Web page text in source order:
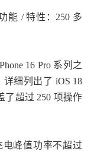
能 / 特性：250 多
16 Pro 系列之
细列出了 iOS 18
了超过 250 项操作
电峰值功率不超过